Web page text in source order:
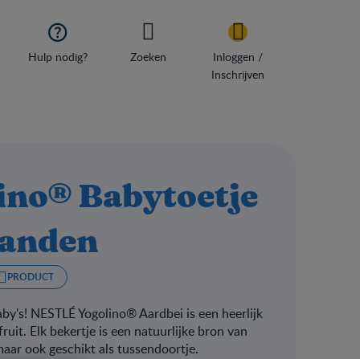

Hulp nodig? Zoeken
Inloggen /
Inschrijven
Babytoetje
PRODUCT
NESTLÉ Yogolino® Aardbei is een heerlijk
Elk bekertje is een natuurlijke bron van
ook geschikt als tussendoortje.